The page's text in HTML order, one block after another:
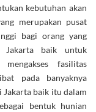
kebutuhan akan
merupakan pusat
bagi orang yang
baik untuk
fasilitas
pada banyaknya
baik itu dalam
bentuk hunian